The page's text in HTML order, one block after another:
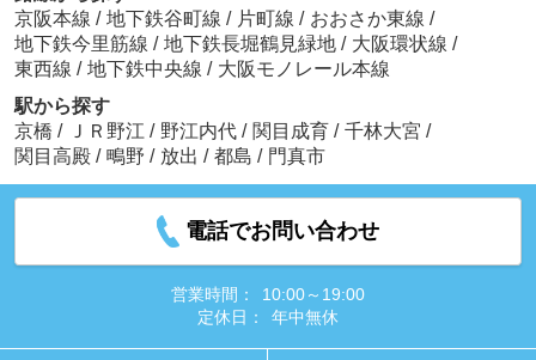
京阪本線 / 地下鉄谷町線 / 片町線 / おおさか東線 /
地下鉄今里筋線 / 地下鉄長堀鶴見緑地 / 大阪環状線 /
東西線 / 地下鉄中央線 / 大阪モノレール本線
駅から探す
京橋 / ＪＲ野江 / 野江内代 / 関目成育 / 千林大宮 /
関目高殿 / 鴫野 / 放出 / 都島 / 門真市
電話でお問い合わせ
営業時間：
10:00～19:00
定休日：
年中無休